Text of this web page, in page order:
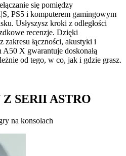
się pomiędzy
PS5 i komputerem gamingowym
Usłyszysz kroki z odległości
recenzje. Dzięki
łączności, akustyki i
X gwarantuje doskonałą
od tego, w co, jak i gdzie grasz.
SERII ASTRO
na konsolach